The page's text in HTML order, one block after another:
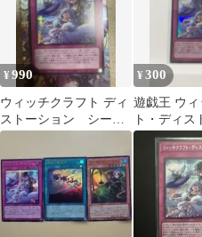
¥990
ウィッチクラフト ディ
ストーション シーク
レット
¥300
遊戯王 ウ
ト・ディス
SR 【300円